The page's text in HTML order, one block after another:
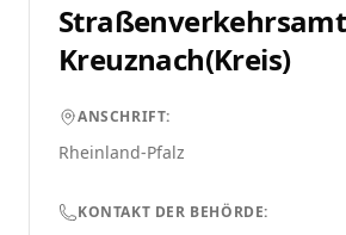
Kreuznach(Kreis)
ANSCHRIFT:
Rheinland-Pfalz
KONTAKT DER BEHÖRDE: